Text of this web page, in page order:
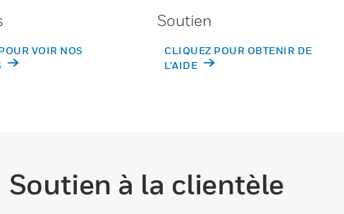
VOIR NOS
Soutien
CLIQUEZ POUR OBTENIR DE
L'AIDE
Soutien à la clientèle